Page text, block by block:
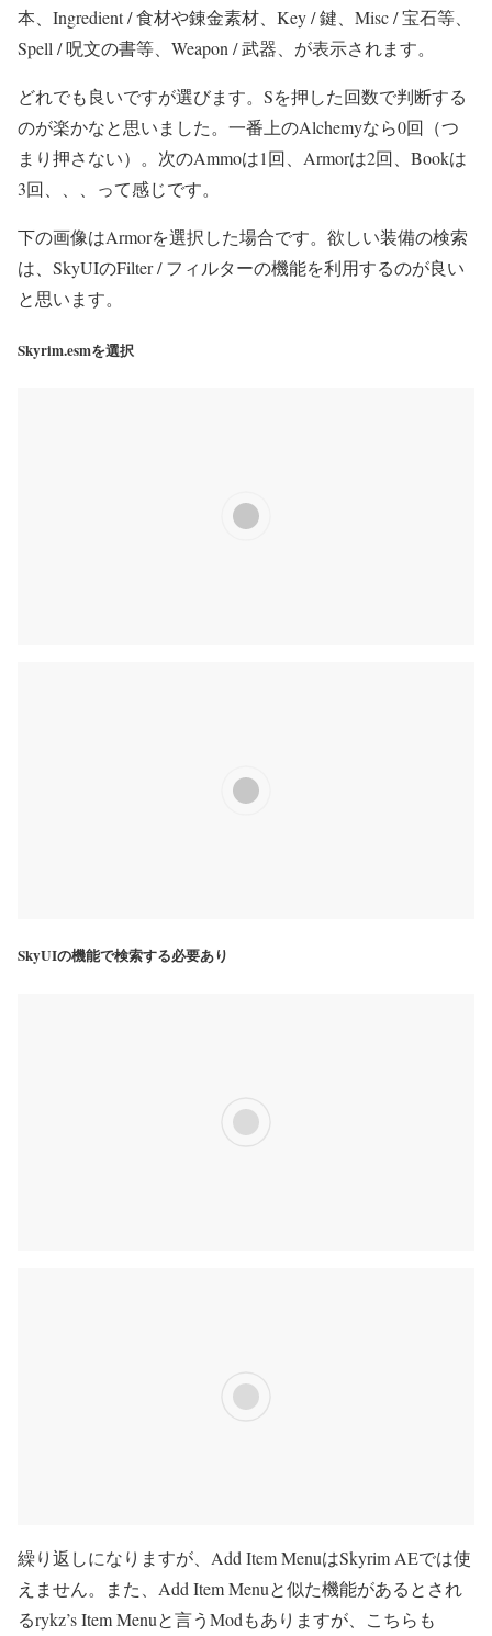
本、Ingredient / 食材や錬金素材、Key / 鍵、Misc / 宝石等、
Spell / 呪文の書等、Weapon / 武器、が表示されます。
どれでも良いですが選びます。Sを押した回数で判断する
のが楽かなと思いました。一番上のAlchemyなら0回（つ
まり押さない）。次のAmmoは1回、Armorは2回、Bookは
3回、、、って感じです。
下の画像はArmorを選択した場合です。欲しい装備の検索
は、SkyUIのFilter / フィルターの機能を利用するのが良い
と思います。
Skyrim.esmを選択
SkyUIの機能で検索する必要あり
繰り返しになりますが、Add Item MenuはSkyrim AEでは使
えません。また、Add Item Menuと似た機能があるとされ
るrykz’s Item Menuと言うModもありますが、こちらも